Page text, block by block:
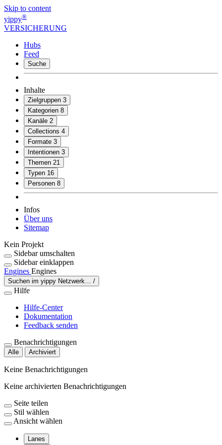
Skip to content
yippy®
VERSICHERUNG
Hubs
Feed
Suche
Inhalte
Zielgruppen 3
Kategorien 8
Kanäle 2
Collections 4
Formate 3
Intentionen 3
Themen 21
Typen 16
Personen 8
Infos
Über uns
Sitemap
Kein Projekt
Sidebar umschalten
Sidebar einklappen
Engines Engines
Suchen im yippy Netzwerk… /
Hilfe
Hilfe-Center
Dokumentation
Feedback senden
Benachrichtigungen
Alle Archiviert
Keine Benachrichtigungen
Keine archivierten Benachrichtigungen
Seite teilen
Stil wählen
Ansicht wählen
Lanes